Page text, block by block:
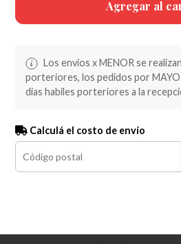
Agregar al
Los envios x MENOR se
porteriores, los pedidos por
dias habiles porteriores a la
Calculá el costo de envío